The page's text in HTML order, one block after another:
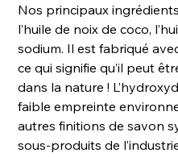
Nos principaux
l’huile de noix de coco,
sodium. Il est fabriqué
ce qui signifie qu’il peut
dans la nature !
faible empreinte
autres finitions de savon
sous-produits de